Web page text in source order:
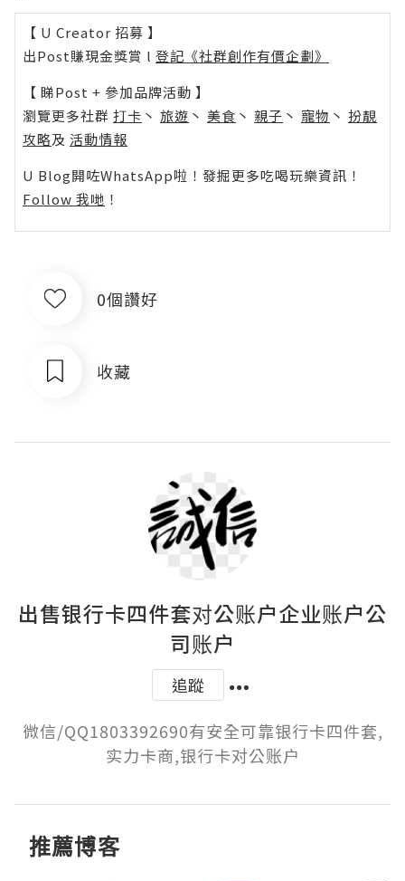
【 U Creator 招募 】
出Post賺現金獎賞 l 登記《社群創作有價企劃》
【 睇Post + 參加品牌活動 】
瀏覽更多社群 打卡 丶 旅遊 丶 美食 丶 親子 丶 寵物 丶 扮靚
攻略及 活動情報
U Blog開咗WhatsApp啦！發掘更多吃喝玩樂資訊！
Follow 我哋 ！
0個讚好
收藏
出售银行卡四件套对公账户企业账户公
司账户
追蹤
微信/QQ1803392690有安全可靠银行卡四件套,
实力卡商,银行卡对公账户
推薦博客